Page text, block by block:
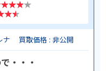
ナ 買取価格 : 非公開
・・・